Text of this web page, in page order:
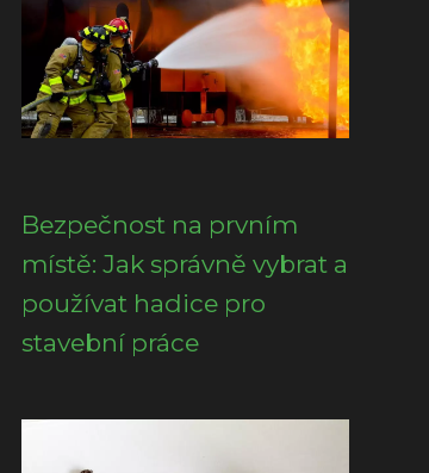
Bezpečnost na prvním
místě: Jak správně vybrat a
používat hadice pro
stavební práce